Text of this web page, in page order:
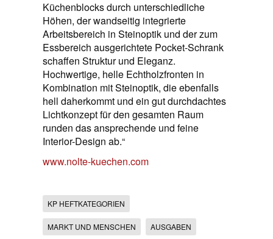
Küchenblocks durch unterschiedliche
Höhen, der wandseitig integrierte
Arbeitsbereich in Steinoptik und der zum
Essbereich ausgerichtete Pocket-Schrank
schaffen Struktur und Eleganz.
Hochwertige, helle Echtholzfronten in
Kombination mit Steinoptik, die ebenfalls
hell daherkommt und ein gut durchdachtes
Lichtkonzept für den gesamten Raum
runden das ansprechende und feine
Interior-Design ab.“
www.nolte-kuechen.com
KP HEFTKATEGORIEN
MARKT UND MENSCHEN AUSGABEN